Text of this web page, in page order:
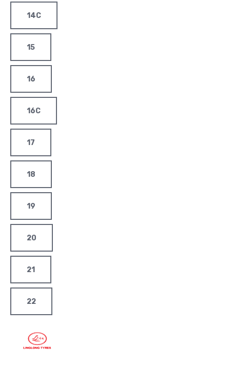
14C
15
16
16C
17
18
19
20
21
22